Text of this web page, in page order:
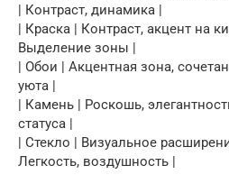
| Контраст, динамика |
| Краска | Контраст, акцент на
Выделение зоны |
| Обои | Акцентная зона,
уюта |
| Камень | Роскошь,
статуса |
| Стекло | Визуальное
Легкость, воздушность |